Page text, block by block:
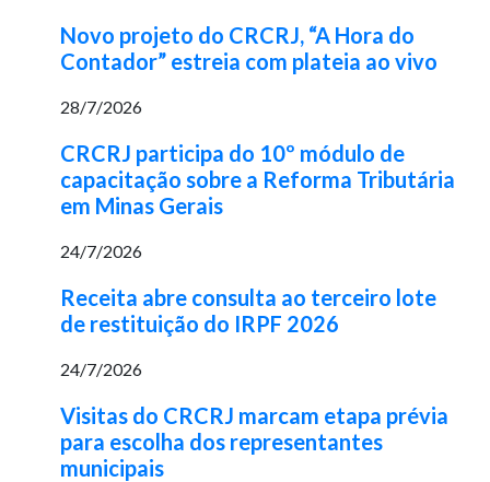
Novo projeto do CRCRJ, “A Hora do
Contador” estreia com plateia ao vivo
28/7/2026
CRCRJ participa do 10º módulo de
capacitação sobre a Reforma Tributária
em Minas Gerais
24/7/2026
Receita abre consulta ao terceiro lote
de restituição do IRPF 2026
24/7/2026
Visitas do CRCRJ marcam etapa prévia
para escolha dos representantes
municipais